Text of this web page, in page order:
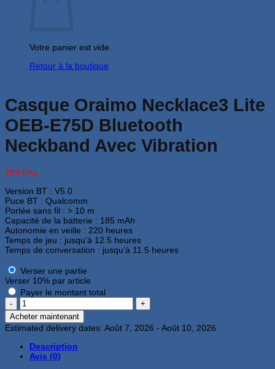
Votre panier est vide.
Retour à la boutique
Casque Oraimo Necklace3 Lite
OEB-E75D Bluetooth
Neckband Avec Vibration
289 Dhs
Version BT : V5.0
Puce BT : Qualcomm
Portée sans fil : > 10 m
Capacité de la batterie : 185 mAh
Autonomie en veille : 220 heures
Temps de jeu : jusqu’à 12.5 heures
Temps de conversation : jusqu’à 11.5 heures
Verser une partie
Verser 10% par article
Payer le montant total
quantité
de
Casque
Oraimo
Lite
OEB-
Acheter maintenant
Estimated delivery dates: Août 7, 2026 - Août 10, 2026
Description
Avis (0)